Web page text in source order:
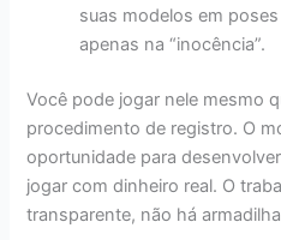
suas modelos em
apenas na “inocência”.
Você pode jogar nele mesmo
procedimento de registro. O
oportunidade para
jogar com dinheiro real. O
transparente, não há